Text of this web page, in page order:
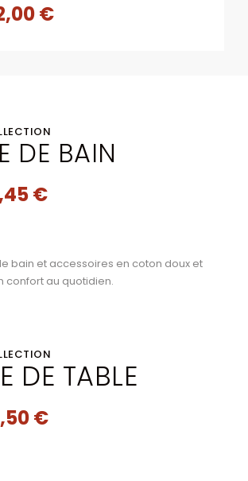
€
DE BAIN
€
bain et accessoires en coton doux et
confort au quotidien.
DE TABLE
€